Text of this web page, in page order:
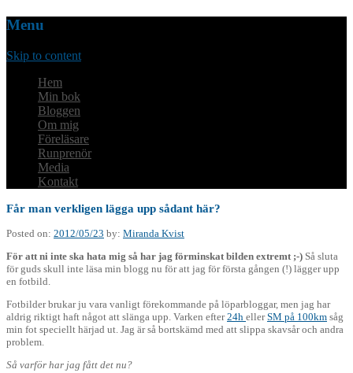
Menu
Skip to content
Hem
Min bok
Bloggen
Om mig
Föreläsare
Runprenör
Media
Kontakt
Får man verkligen lägga upp sådant här?
Posted on: 2012/05/23 by: Miranda Kvist
För att ni inte ska hata mig så har jag förminskat bilden extremt ;-) Så sluta
för guds skull inte läsa min blogg nu för att jag för första gången (!) lägger upp
en fotbild.
Fotbilder brukar ju vara vanligt förekommande på löparbloggar, men jag har
aldrig riktigt haft något att slänga upp. Varken efter24h ellerSM på 100km såg
min fot speciellt härjad ut. Jag är så bortskämd med att slippa skavsår och andra
problem.
Så varför har jag fått det nu?